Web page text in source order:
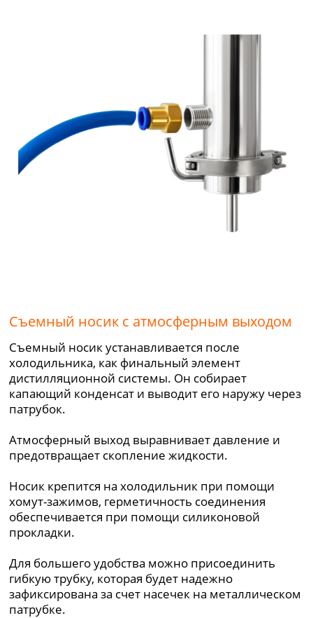
Съемный носик с атмосферным выходом
Съемный носик устанавливается после
холодильника, как финальный элемент
дистилляционной системы. Он собирает
капающий конденсат и выводит его наружу через
патрубок.
Атмосферный выход выравнивает давление и
предотвращает скопление жидкости.
Носик крепится на холодильник при помощи
хомут-зажимов, герметичность соединения
обеспечивается при помощи силиконовой
прокладки.
Для большего удобства можно присоединить
гибкую трубку, которая будет надежно
зафиксирована за счет насечек на металлическом
патрубке.